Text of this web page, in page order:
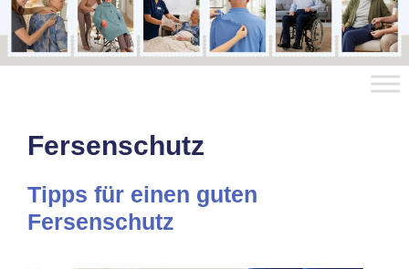
Fersenschutz
Tipps für einen guten
Fersenschutz